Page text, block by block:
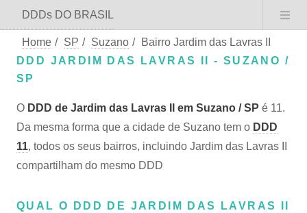
DDDs DO BRASIL
Home / SP / Suzano /
Bairro Jardim das Lavras II
DDD JARDIM DAS LAVRAS II - SUZANO /
SP
O DDD de Jardim das Lavras II em Suzano / SP é 11.
Da mesma forma que a cidade de Suzano tem o DDD
11, todos os seus bairros, incluindo Jardim das Lavras II
compartilham do mesmo DDD
QUAL O DDD DE JARDIM DAS LAVRAS II